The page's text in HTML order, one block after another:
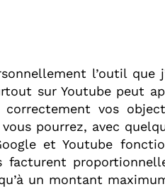
l’outil que
sur Youtube peut
vos
pourrez, avec
et Youtube
facturent
un montant